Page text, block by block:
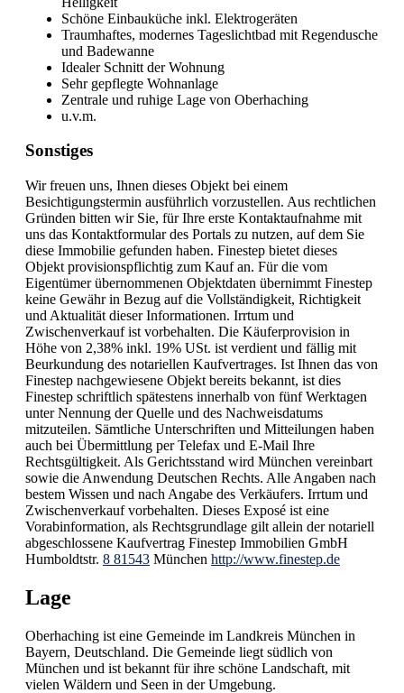
Schöne Einbauküche inkl. Elektrogeräten
Traumhaftes, modernes Tageslichtbad mit Regendusche
und Badewanne
Idealer Schnitt der Wohnung
Sehr gepflegte Wohnanlage
Zentrale und ruhige Lage von Oberhaching
u.v.m.
Sonstiges
Wir freuen uns, Ihnen dieses Objekt bei einem
Besichtigungstermin ausführlich vorzustellen. Aus rechtlichen
Gründen bitten wir Sie, für Ihre erste Kontaktaufnahme mit
uns das Kontaktformular des Portals zu nutzen, auf dem Sie
diese Immobilie gefunden haben. Finestep bietet dieses
Objekt provisionspflichtig zum Kauf an. Für die vom
Eigentümer übernommenen Objektdaten übernimmt Finestep
keine Gewähr in Bezug auf die Vollständigkeit, Richtigkeit
und Aktualität dieser Informationen. Irrtum und
Zwischenverkauf ist vorbehalten. Die Käuferprovision in
Höhe von 2,38% inkl. 19% USt. ist verdient und fällig mit
Beurkundung des notariellen Kaufvertrages. Ist Ihnen das von
Finestep nachgewiesene Objekt bereits bekannt, ist dies
Finestep schriftlich spätestens innerhalb von fünf Werktagen
unter Nennung der Quelle und des Nachweisdatums
mitzuteilen. Sämtliche Unterschriften und Mitteilungen haben
auch bei Übermittlung per Telefax und E-Mail Ihre
Rechtsgültigkeit. Als Gerichtsstand wird München vereinbart
sowie die Anwendung Deutschen Rechts. Alle Angaben nach
bestem Wissen und nach Angabe des Verkäufers. Irrtum und
Zwischenverkauf vorbehalten. Dieses Exposé ist eine
Vorabinformation, als Rechtsgrundlage gilt allein der notariell
abgeschlossene Kaufvertrag Finestep Immobilien GmbH
Humboldtstr. 8 81543 München http://www.finestep.de
Lage
Oberhaching ist eine Gemeinde im Landkreis München in
Bayern, Deutschland. Die Gemeinde liegt südlich von
München und ist bekannt für ihre schöne Landschaft, mit
vielen Wäldern und Seen in der Umgebung.